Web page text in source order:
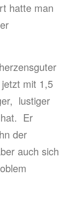
hatte man
mit 1,5
lustiger
hat. Er
der
auch sich